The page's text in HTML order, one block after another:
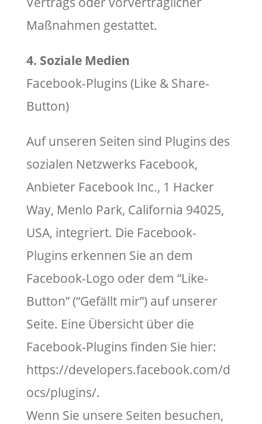
Maßnahmen gestattet.
4. Soziale Medien
Facebook-Plugins (Like & Share-
Button)
Auf unseren Seiten sind Plugins des
sozialen Netzwerks Facebook,
Anbieter Facebook Inc., 1 Hacker
Way, Menlo Park, California 94025,
USA, integriert. Die Facebook-
Plugins erkennen Sie an dem
Facebook-Logo oder dem “Like-
Button” (“Gefällt mir”) auf unserer
Seite. Eine Übersicht über die
Facebook-Plugins finden Sie hier:
https://developers.facebook.com/d
ocs/plugins/.
Wenn Sie unsere Seiten besuchen,